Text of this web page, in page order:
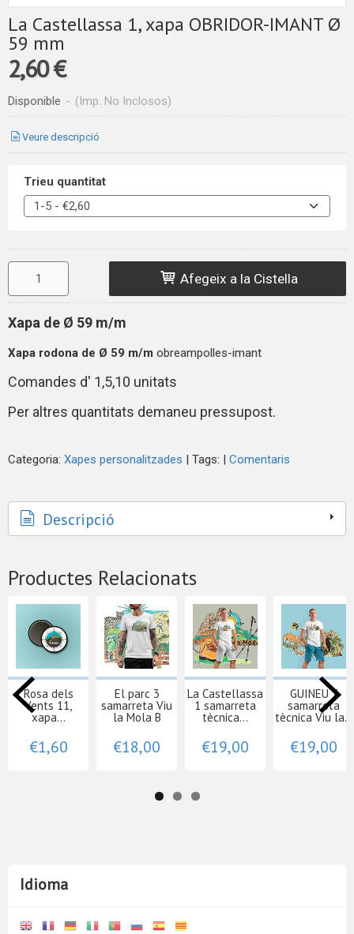
Idioma
La Castellassa 1, xapa OBRIDOR-IMANT Ø
59 mm
2,60 €
Disponible - (Imp. No Inclosos)
Veure descripció
Trieu quantitat
Afegeix a la Cistella
Xapa de Ø 59 m/m
Xapa rodona de Ø 59 m/m obreampolles-imant
Comandes d' 1,5,10 unitats
Per altres quantitats demaneu pressupost.
Categoria: Xapes personalitzades | Tags: | Comentaris
Descripció
Productes Relacionats
Rosa dels
Vents 11,
xapa...
€1,60
El parc 3
samarreta Viu
la Mola B
€18,00
La Castellassa
1 samarreta
tècnica...
€19,00
GUINEU 7
samarreta
tècnica Viu la...
€19,00